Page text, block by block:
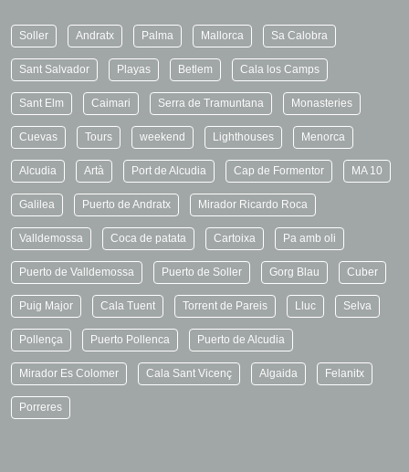
Soller Andratx Palma Mallorca Sa Calobra
Sant Salvador Playas Betlem Cala los Camps
Sant Elm Caimari Serra de Tramuntana Monasteries
Cuevas Tours weekend Lighthouses Menorca
Alcudia Artà Port de Alcudia Cap de Formentor MA 10
Galilea Puerto de Andratx Mirador Ricardo Roca
Valldemossa Coca de patata Cartoixa Pa amb oli
Puerto de Valldemossa Puerto de Soller Gorg Blau Cuber
Puig Major Cala Tuent Torrent de Pareis Lluc Selva
Pollença Puerto Pollenca Puerto de Alcudia
Mirador Es Colomer Cala Sant Vicenç Algaida Felanitx
Porreres